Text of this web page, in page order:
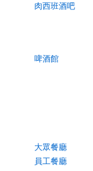
肉西班酒吧
啤酒館
大眾餐廳
員工餐廳